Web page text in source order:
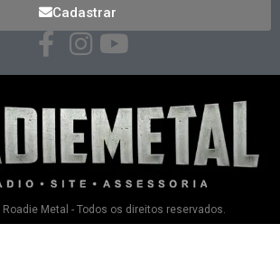
Cadastrar
Metal - Todos os direitos reservados.